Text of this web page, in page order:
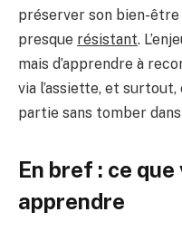
préserver son bien-
presque résistant.
mais d’apprendre à
via l’assiette, et
partie sans tomber
En bref : ce que
apprendre